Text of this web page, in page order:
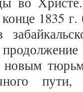
1835
пути,